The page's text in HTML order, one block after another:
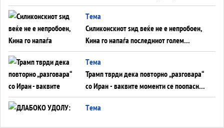
американска копнена инвазија
Tема
Силиконскиот ѕид веќе не е непробоен,
Кина го напаѓа последниот голем
монопол на Западот?
Tема
Трамп тврди дека повторно „разговара“
со Иран - ваквите моменти се поопасни
од отворените закани
Tема